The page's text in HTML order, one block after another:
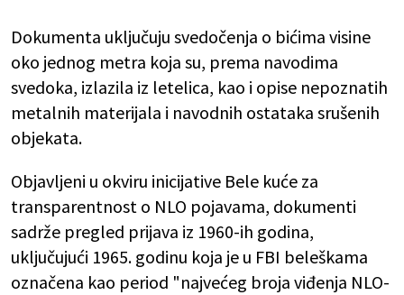
Dokumenta uključuju svedočenja o bićima visine
oko jednog metra koja su, prema navodima
svedoka, izlazila iz letelica, kao i opise nepoznatih
metalnih materijala i navodnih ostataka srušenih
objekata.
Objavljeni u okviru inicijative Bele kuće za
transparentnost o NLO pojavama, dokumenti
sadrže pregled prijava iz 1960-ih godina,
uključujući 1965. godinu koja je u FBI beleškama
označena kao period "najvećeg broja viđenja NLO-